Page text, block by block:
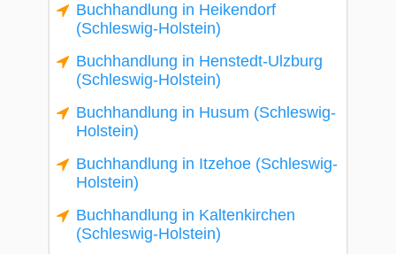
Buchhandlung in Heikendorf
(Schleswig-Holstein)
Buchhandlung in Henstedt-Ulzburg
(Schleswig-Holstein)
Buchhandlung in Husum (Schleswig-
Holstein)
Buchhandlung in Itzehoe (Schleswig-
Holstein)
Buchhandlung in Kaltenkirchen
(Schleswig-Holstein)